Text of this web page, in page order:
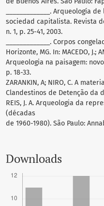
_____________.
sociedad capitalista. Revista
n. 1, p. 25-41, 2003.
_____________. Corpos
Horizonte, MG. In: MACEDO, J.;
Arqueologia na paisagem:
p. 18-33.
ZARANKIN, A; NIRO, C. A
Clandestinos de Detenção da
REIS, J. A. Arqueologia da
(décadas
de 1960-1980). São Paulo:
Downloads